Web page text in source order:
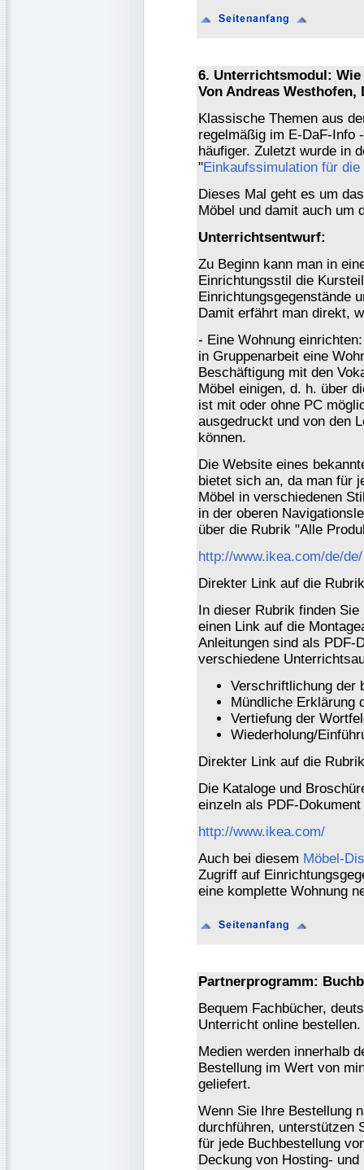
6. Unterrichtsmodul:
Von Andreas Westhofen,
Klassische Themen aus
regelmäßig im E-DaF-Info
häufiger. Zuletzt wurde in
"Einkaufssimulation für die
Dieses Mal geht es um
Möbel und damit auch um
Unterrichtsentwurf:
Zu Beginn kann man in
Einrichtungsstil die
Einrichtungsgegenstände
Damit erfährt man direkt,
- Eine Wohnung
in Gruppenarbeit eine
Beschäftigung mit den
Möbel einigen, d. h. über
ist mit oder ohne PC
ausgedruckt und von den
können.
Die Website eines
bietet sich an, da man für
Möbel in verschiedenen
in der oberen
über die Rubrik "Alle
http://www.ikea.com/de/de/
Direkter Link auf die
In dieser Rubrik finden
einen Link auf die
Anleitungen sind als PDF-
verschiedene
Verschriftlichung der
Mündliche Erklärung
Vertiefung der
Wiederholung/
Direkter Link auf die
Die Kataloge und
einzeln als PDF-
http://www.ikea.com/
Auch bei diesem Möbel-
Zugriff auf
eine komplette Wohnung
Partnerprogramm:
Bequem Fachbücher,
Unterricht online bestellen.
Medien werden innerhalb
Bestellung im Wert von
geliefert.
Wenn Sie Ihre Bestellung
durchführen, unterstützen
für jede Buchbestellung
Deckung von Hosting-